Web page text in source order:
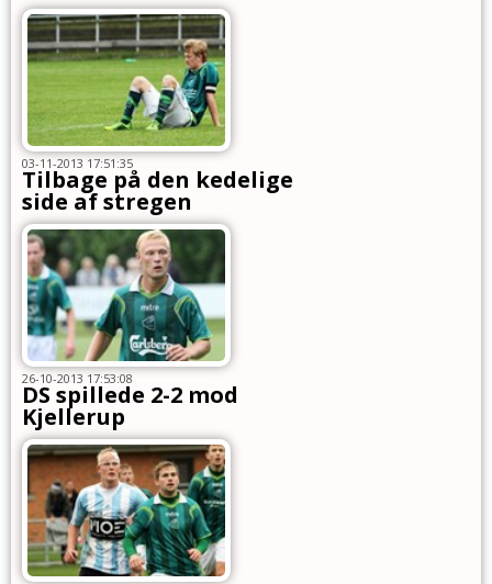
03-11-2013 17:51:35
Tilbage på den kedelige
side af stregen
26-10-2013 17:53:08
DS spillede 2-2 mod
Kjellerup